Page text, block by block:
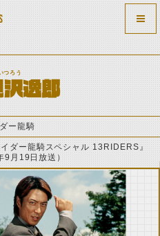
つろう
沢逸郎
ー龍騎
イダー龍騎スペシャル 13RIDERS』
9月19日放送）